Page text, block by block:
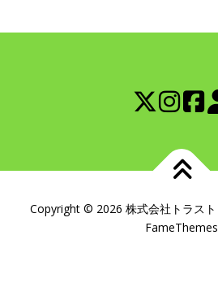
Copyright © 2026 株式会社トラスト
FameThemes